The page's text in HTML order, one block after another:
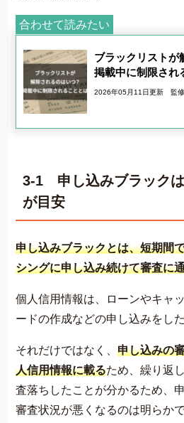
合わせて読みたい
ブラックリストが
掲載中に制限され
2026年05月11日更新 監
3-1 申し込みブラック
が目安
申し込みブラックとは、短期間
シングに申し込み続けて審査に
個人信用情報は、ローンやキャ
ードの作成などの申し込みをし
それだけではなく、 申し込みの
人信用情報に載るため、繰り返
査落ちしたことが分かるため、
審査状況が悪くなるのは明らかで